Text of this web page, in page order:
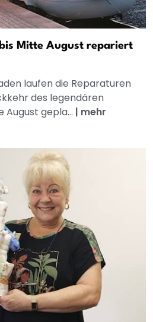
bis Mitte August repariert
laufen die Reparaturen
des legendären
August gepla... | mehr